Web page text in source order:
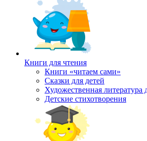
Книги для чтения
Книги «читаем сами»
Сказки для детей
Художественная литература
Детские стихотворения